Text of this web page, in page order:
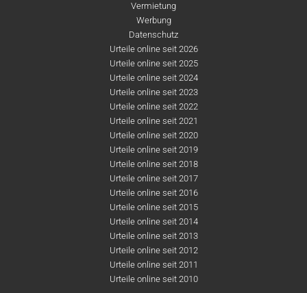
Vermietung
Werbung
Datenschutz
Urteile online seit 2026
Urteile online seit 2025
Urteile online seit 2024
Urteile online seit 2023
Urteile online seit 2022
Urteile online seit 2021
Urteile online seit 2020
Urteile online seit 2019
Urteile online seit 2018
Urteile online seit 2017
Urteile online seit 2016
Urteile online seit 2015
Urteile online seit 2014
Urteile online seit 2013
Urteile online seit 2012
Urteile online seit 2011
Urteile online seit 2010